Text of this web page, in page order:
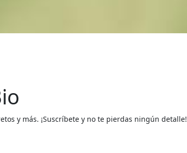
y más. ¡Suscríbete y no te pierdas ningún detalle!